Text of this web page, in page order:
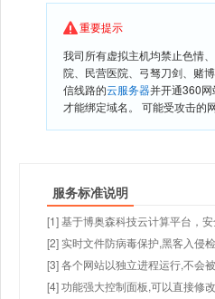
重要提示
我司所有虚拟主机均禁止色情
院、民营医院、弓驽刀剑、赌
信线路的云服务器并开通360网
才能绑定域名。 可能受攻击的
服务标准说明
[1] 基于博奥森科技云计算平台，
[2] 实时文件防病毒保护,黑客入侵
[3] 各个网站以独立进程运行,不会
[4] 功能强大控制面板,可以直接修